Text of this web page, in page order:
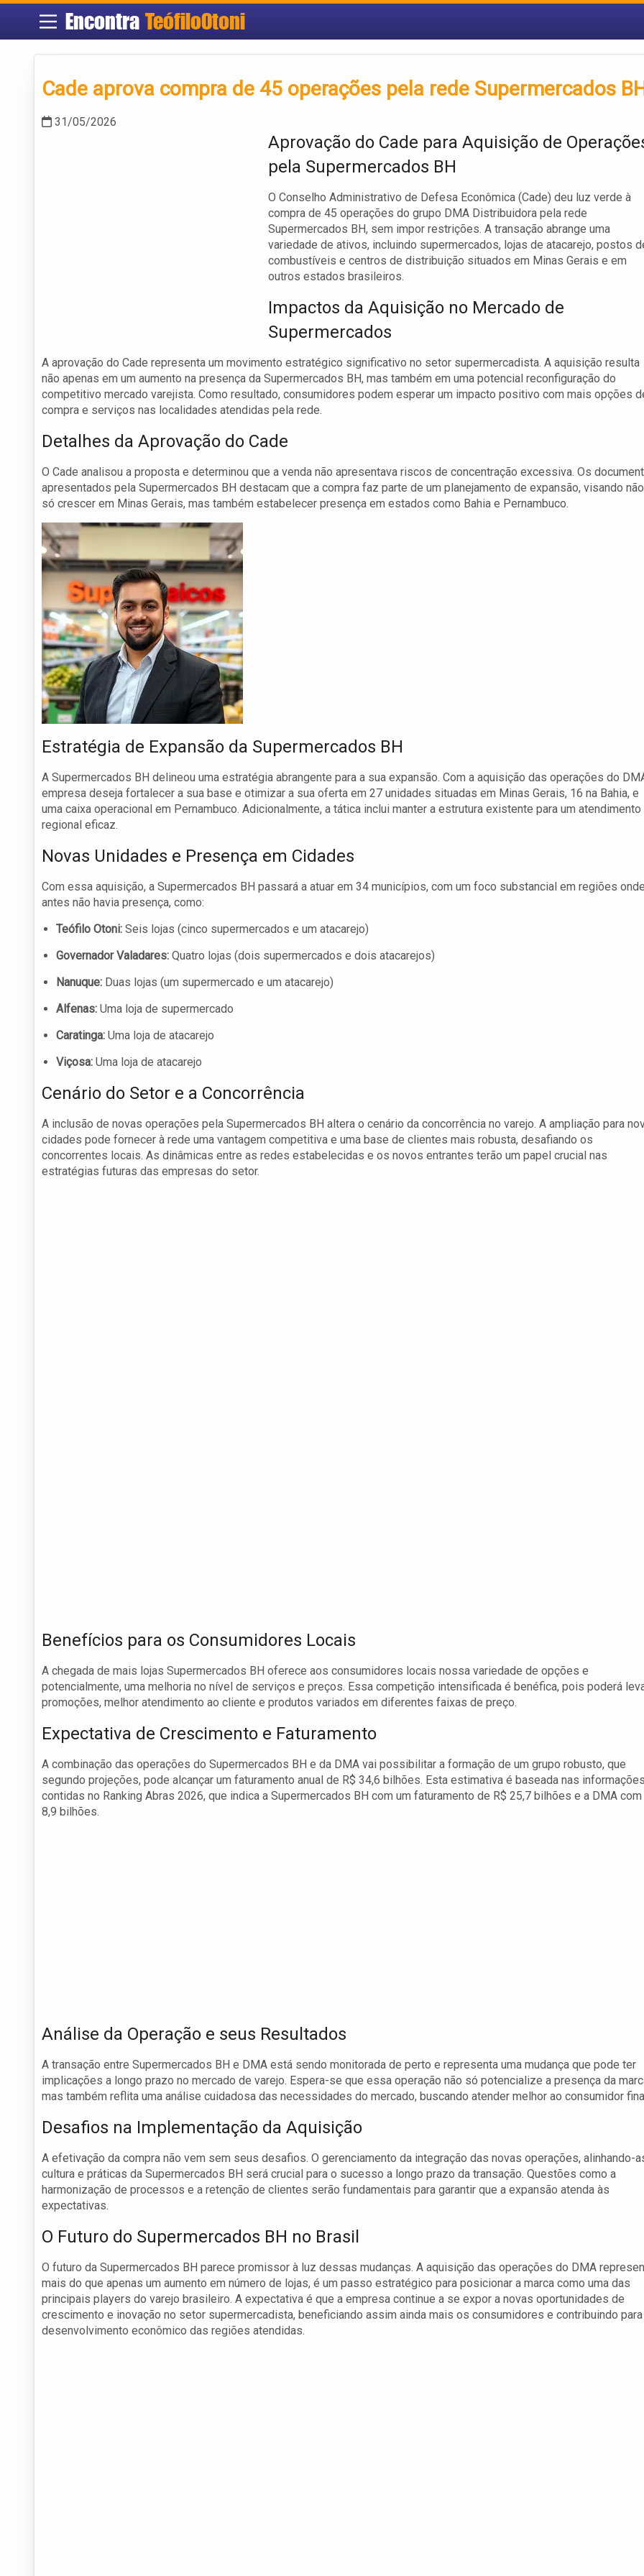
Encontra TeófiloOtoni
Cade aprova compra de 45 operações pela rede Supermercados
31/05/2026
Aprovação do Cade para Aquisição de
pela Supermercados BH
O Conselho Administrativo de Defesa Econômica (Cade) deu luz verde à
compra de 45 operações do grupo DMA Distribuidora pela rede
Supermercados BH, sem impor restrições. A transação abrange uma
variedade de ativos, incluindo supermercados, lojas de atacarejo, postos
combustíveis e centros de distribuição situados em Minas Gerais e em
outros estados brasileiros.
Impactos da Aquisição no Mercado de
Supermercados
A aprovação do Cade representa um movimento estratégico significativo no setor supermercadista. A aquisição resulta
não apenas em um aumento na presença da Supermercados BH, mas também em uma potencial reconfiguração do
competitivo mercado varejista. Como resultado, consumidores podem esperar um impacto positivo com mais opções
compra e serviços nas localidades atendidas pela rede.
Detalhes da Aprovação do Cade
O Cade analisou a proposta e determinou que a venda não apresentava riscos de concentração excessiva. Os
apresentados pela Supermercados BH destacam que a compra faz parte de um planejamento de expansão, visando não
só crescer em Minas Gerais, mas também estabelecer presença em estados como Bahia e Pernambuco.
Estratégia de Expansão da Supermercados BH
A Supermercados BH delineou uma estratégia abrangente para a sua expansão. Com a aquisição das operações do
empresa deseja fortalecer a sua base e otimizar a sua oferta em 27 unidades situadas em Minas Gerais, 16 na Bahia, e
uma caixa operacional em Pernambuco. Adicionalmente, a tática inclui manter a estrutura existente para um atendimento
regional eficaz.
Novas Unidades e Presença em Cidades
Com essa aquisição, a Supermercados BH passará a atuar em 34 municípios, com um foco substancial em regiões
antes não havia presença, como:
Teófilo Otoni: Seis lojas (cinco supermercados e um atacarejo)
Governador Valadares: Quatro lojas (dois supermercados e dois atacarejos)
Nanuque: Duas lojas (um supermercado e um atacarejo)
Alfenas: Uma loja de supermercado
Caratinga: Uma loja de atacarejo
Viçosa: Uma loja de atacarejo
Cenário do Setor e a Concorrência
A inclusão de novas operações pela Supermercados BH altera o cenário da concorrência no varejo. A ampliação para
cidades pode fornecer à rede uma vantagem competitiva e uma base de clientes mais robusta, desafiando os
concorrentes locais. As dinâmicas entre as redes estabelecidas e os novos entrantes terão um papel crucial nas
estratégias futuras das empresas do setor.
Benefícios para os Consumidores Locais
A chegada de mais lojas Supermercados BH oferece aos consumidores locais nossa variedade de opções e
potencialmente, uma melhoria no nível de serviços e preços. Essa competição intensificada é benéfica, pois poderá
promoções, melhor atendimento ao cliente e produtos variados em diferentes faixas de preço.
Expectativa de Crescimento e Faturamento
A combinação das operações do Supermercados BH e da DMA vai possibilitar a formação de um grupo robusto, que
segundo projeções, pode alcançar um faturamento anual de R$ 34,6 bilhões. Esta estimativa é baseada nas
contidas no Ranking Abras 2026, que indica a Supermercados BH com um faturamento de R$ 25,7 bilhões e a DMA com
8,9 bilhões.
Análise da Operação e seus Resultados
A transação entre Supermercados BH e DMA está sendo monitorada de perto e representa uma mudança que pode ter
implicações a longo prazo no mercado de varejo. Espera-se que essa operação não só potencialize a presença da
mas também reflita uma análise cuidadosa das necessidades do mercado, buscando atender melhor ao consumidor
Desafios na Implementação da Aquisição
A efetivação da compra não vem sem seus desafios. O gerenciamento da integração das novas operações, alinhando-
cultura e práticas da Supermercados BH será crucial para o sucesso a longo prazo da transação. Questões como a
harmonização de processos e a retenção de clientes serão fundamentais para garantir que a expansão atenda às
expectativas.
O Futuro do Supermercados BH no Brasil
O futuro da Supermercados BH parece promissor à luz dessas mudanças. A aquisição das operações do DMA
mais do que apenas um aumento em número de lojas, é um passo estratégico para posicionar a marca como uma das
principais players do varejo brasileiro. A expectativa é que a empresa continue a se expor a novas oportunidades de
crescimento e inovação no setor supermercadista, beneficiando assim ainda mais os consumidores e contribuindo
desenvolvimento econômico das regiões atendidas.